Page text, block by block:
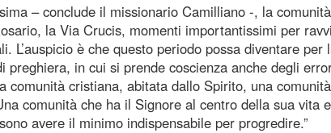
– conclude il missionario Camilliano -, la
la Via Crucis, momenti importantissimi per
L’auspicio è che questo periodo possa diventare per
preghiera, in cui si prende coscienza anche degli
comunità cristiana, abitata dallo Spirito, una
comunità che ha il Signore al centro della sua vita
avere il minimo indispensabile per progredire.”